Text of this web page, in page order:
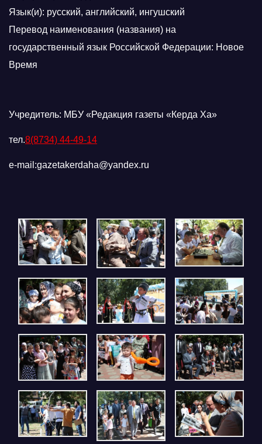
Язык(и): русский, английский, ингушский
Перевод наименования (названия) на
государственный язык Российской Федерации: Новое
Время
Учредитель: МБУ «Редакция газеты «Керда Ха»
тел.8(8734) 44-49-14
e-mail:gazetakerdaha@yandex.ru